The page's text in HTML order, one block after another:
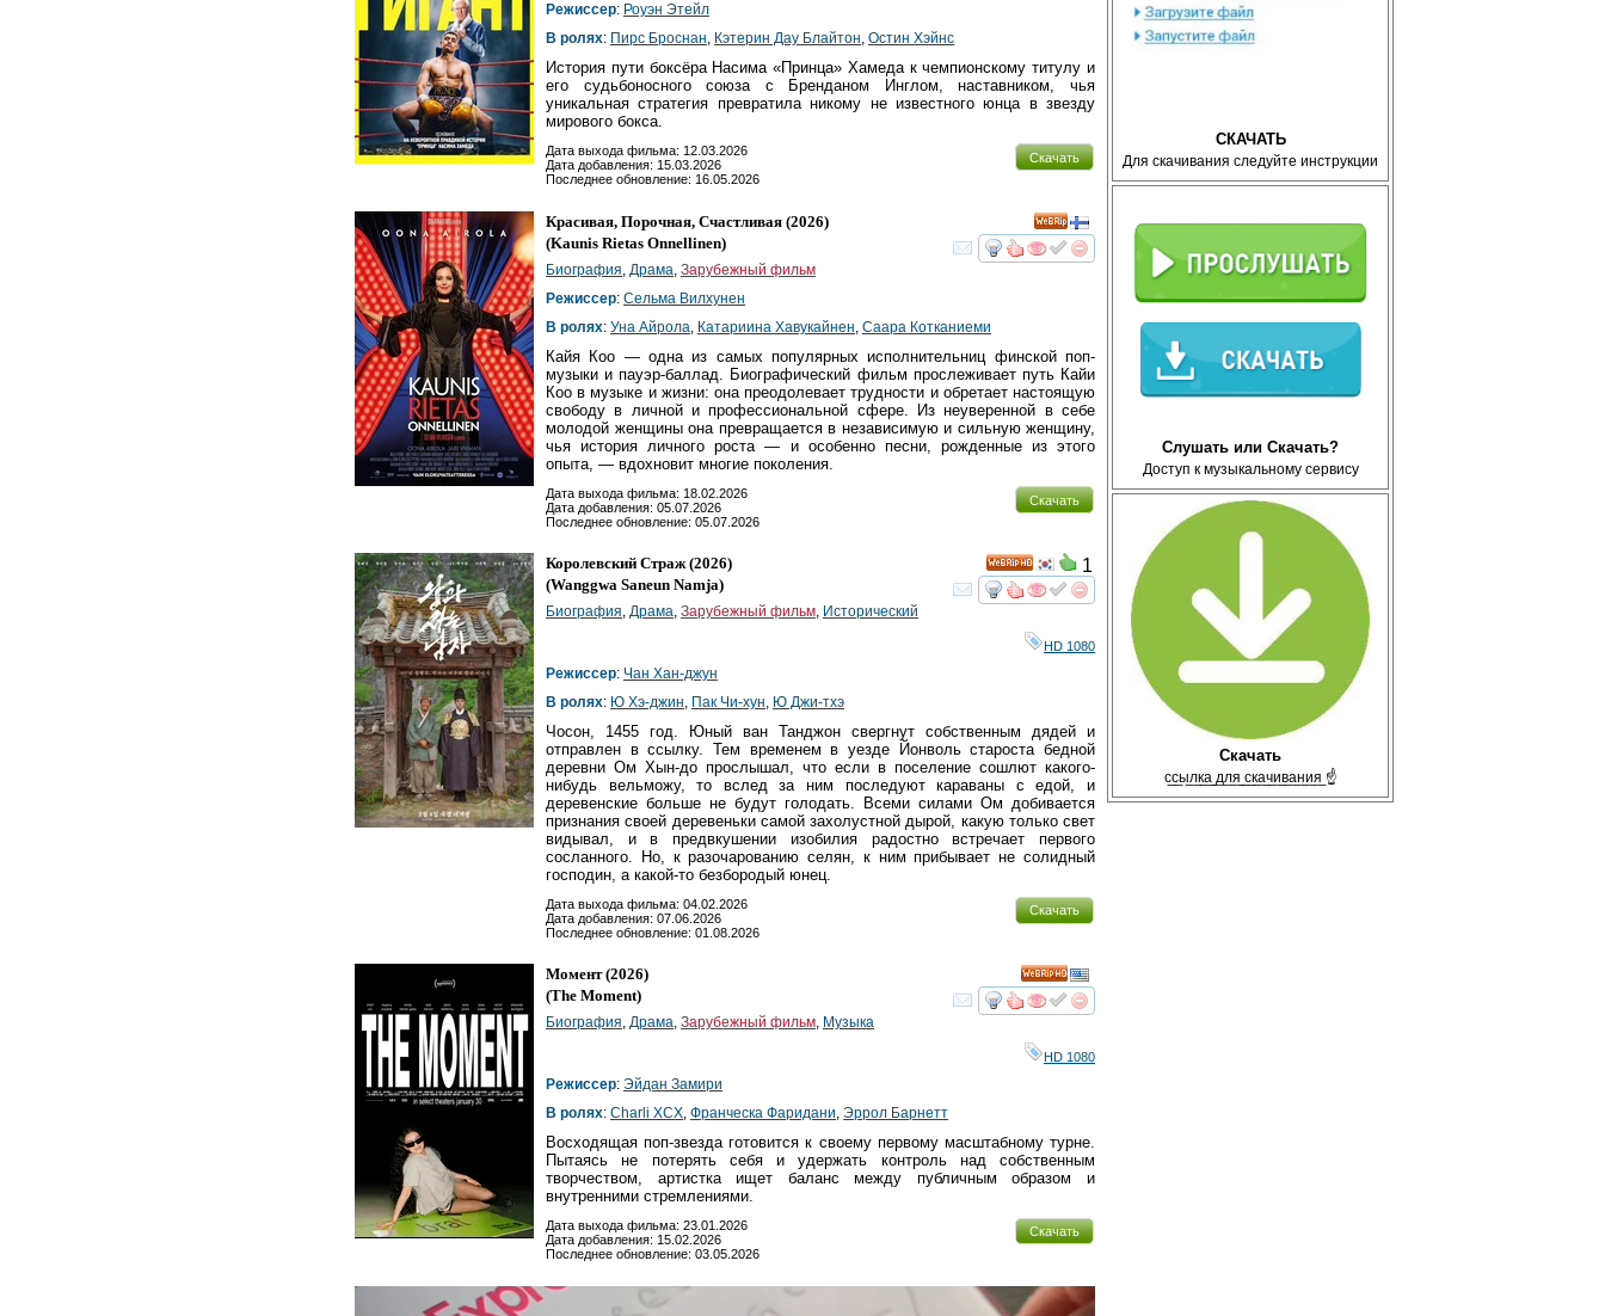
СКАЧАТЬ
Для скачивания следуйте инструкции
Слушать или Скачать?
Доступ к музыкальному сервису
Скачать
с̲с̲ы̲л̲к̲а̲ ̲д̲л̲я̲ ̲с̲к̲а̲ч̲и̲в̲а̲н̲и̲я̲ ☝
Режиссер: Роуэн Этейл
В ролях: Пирс Броснан, Кэтерин Дау Блайтон, Остин Хэйнс
История пути боксёра Насима «Принца» Хамеда к чемпионскому титулу и
его судьбоносного союза с Бренданом Инглом, наставником, чья
уникальная стратегия превратила никому не известного юнца в звезду
мирового бокса.
Скачать
Дата выхода фильма: 12.03.2026
Дата добавления: 15.03.2026
Последнее обновление: 16.05.2026
смотретьинтересует
Красивая, Порочная, Счастливая (2026)
(Kaunis Rietas Onnellinen)
Биография, Драма, Зарубежный фильм
Режиссер: Сельма Вилхунен
В ролях: Уна Айрола, Катариина Хавукайнен, Саара Котканиеми
Кайя Коо — одна из самых популярных исполнительниц финской поп-
музыки и пауэр-баллад. Биографический фильм прослеживает путь Кайи
Коо в музыке и жизни: она преодолевает трудности и обретает настоящую
свободу в личной и профессиональной сфере. Из неуверенной в себе
молодой женщины она превращается в независимую и сильную женщину,
чья история личного роста — и особенно песни, рожденные из этого
опыта, — вдохновит многие поколения.
Скачать
Дата выхода фильма: 18.02.2026
Дата добавления: 05.07.2026
Последнее обновление: 05.07.2026
смотретьинтересует
HD
1
Королевский Страж(2026)
(Wanggwa Saneun Namja)
Биография, Драма, Зарубежный фильм, Исторический
HD 1080
Режиссер: Чан Хан-джун
В ролях: Ю Хэ-джин, Пак Чи-хун, Ю Джи-тхэ
Чосон, 1455 год. Юный ван Танджон свергнут собственным дядей и
отправлен в ссылку. Тем временем в уезде Йонволь староста бедной
деревни Ом Хын-до прослышал, что если в поселение сошлют какого-
нибудь вельможу, то вслед за ним последуют караваны с едой, и
деревенские больше не будут голодать. Всеми силами Ом добивается
признания своей деревеньки самой захолустной дырой, какую только свет
видывал, и в предвкушении изобилия радостно встречает первого
сосланного. Но, к разочарованию селян, к ним прибывает не солидный
господин, а какой-то безбородый юнец.
Скачать
Дата выхода фильма: 04.02.2026
Дата добавления: 07.06.2026
Последнее обновление: 01.08.2026
смотретьинтересует
HD
Момент(2026)
(The Moment)
Биография, Драма, Зарубежный фильм, Музыка
HD 1080
Режиссер: Эйдан Замири
В ролях: Charli XCX, Франческа Фаридани, Эррол Барнетт
Восходящая поп-звезда готовится к своему первому масштабному турне.
Пытаясь не потерять себя и удержать контроль над собственным
творчеством, артистка ищет баланс между публичным образом и
внутренними стремлениями.
Скачать
Дата выхода фильма: 23.01.2026
Дата добавления: 15.02.2026
Последнее обновление: 03.05.2026